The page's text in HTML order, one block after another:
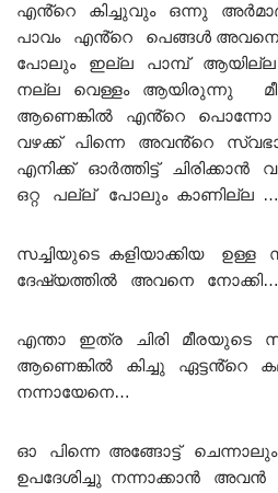
എൻ്റെ കിച്ചുവും ഒന്നു
പാവം എൻ്റെ പെങ്ങൾ
പോലും ഇല്ല പാമ്പ് ആയില്ല
നല്ല വെള്ളം ആയിരുന്നു
ആണെങ്കിൽ എൻ്റെ പൊന്നോ
വഴക്ക് പിന്നെ അവൻ്റെ
എനിക്ക് ഓർത്തിട്ട്
ഒറ്റ പല്ല് പോലും കാണില്ല
സച്ചിയുടെ കളിയാക്കിയ
ദേഷ്യത്തിൽ അവനെ
എന്താ ഇത്ര ചിരി മീരയുടെ
ആണെങ്കിൽ കിച്ചു ഏട്ടൻ്റെ
നന്നായേനെ…
ഓ പിന്നെ അങ്ങോട്ട്
ഉപദേശിച്ചു നന്നാക്കാൻ